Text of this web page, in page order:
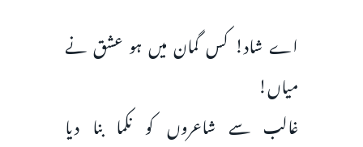
اے شاد! کس گمان میں ہو عشق نے
میاں!
غالب سے شاعروں کو نکما بنا دیا